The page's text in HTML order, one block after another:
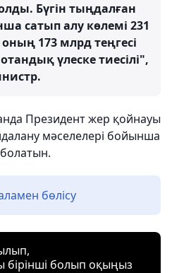
Бүгін тыңдалған
сатып алу көлемі 231
173 млрд теңгесі
үлеске тиесілі",
Президент жер қойнауы
мәселелері бойынша
бөлісу
бірінші болып оқыңыз